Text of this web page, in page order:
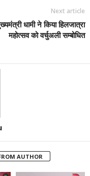
Next article
धामी ने किया हिलजात्रा
महोत्सव को वर्चुअली सम्बोधित
AUTHOR